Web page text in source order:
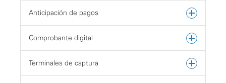
Anticipación de pagos
Comprobante digital
Terminales de captura